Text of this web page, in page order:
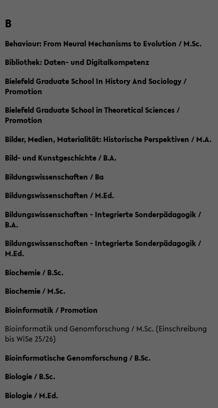
B
Behaviour: From Neural Mechanisms to Evolution / M.Sc.
Bibliothek: Daten- und Digitalkompetenz
Bielefeld Graduate School In History And Sociology /
Promotion
Bielefeld Graduate School in Theoretical Sciences /
Promotion
Bilder, Medien, Materialität: Historische Perspektiven / M.A.
Bild- und Kunstgeschichte / B.A.
Bildungswissenschaften / Ba
Bildungswissenschaften / M.Ed.
Bildungswissenschaften - Integrierte Sonderpädagogik /
B.A.
Bildungswissenschaften - Integrierte Sonderpädagogik /
M.Ed.
Biochemie / B.Sc.
Biochemie / M.Sc.
Bioinformatik / Promotion
Bioinformatik und Genomforschung / M.Sc. (Einschreibung
bis WiSe 25/26)
Bioinformatische Genomforschung / B.Sc.
Biologie / B.Sc.
Biologie / M.Ed.